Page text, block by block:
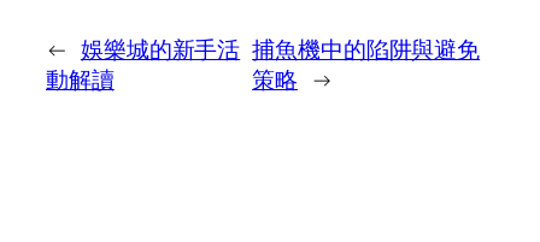
← 娛樂城的新手活
動解讀
捕魚機中的陷阱與避免
策略 →